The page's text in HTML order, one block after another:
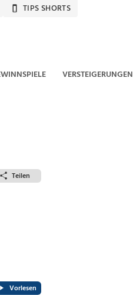
TIPS SHORTS
VERSTEIGERUNGEN
Teilen
Vorlesen